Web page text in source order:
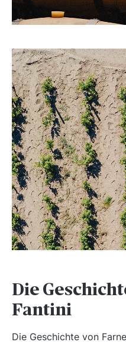
Die
Fantini
Die Geschichte von